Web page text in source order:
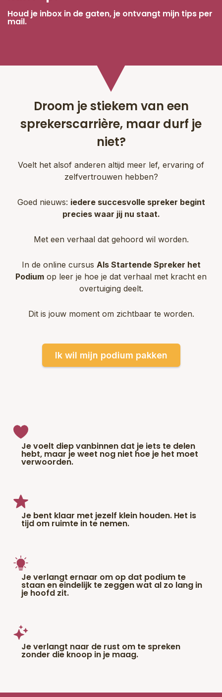
Houd je inbox in de gaten, je ontvangt mijn tips per
mail.
Droom je stiekem van een
sprekerscarrière, maar durf je
niet?
Voelt het alsof anderen altijd meer lef, ervaring of
zelfvertrouwen hebben?
Goed nieuws: iedere succesvolle spreker begint
precies waar jij nu staat.
Met een verhaal dat gehoord wil worden.
In de online cursus Als Startende Spreker het
Podium op leer je hoe je dat verhaal met kracht en
overtuiging deelt.
Dit is jouw moment om zichtbaar te worden.
Ik wil mijn podium pakken
Je voelt diep vanbinnen dat je iets te delen
hebt, maar je weet nog niet hoe je het moet
verwoorden.
Je bent klaar met jezelf klein houden. Het is
tijd om ruimte in te nemen.
Je verlangt ernaar om op dat podium te
staan en eindelijk te zeggen wat al zo lang in
je hoofd zit.
Je verlangt naar de rust om te spreken
zonder die knoop in je maag.